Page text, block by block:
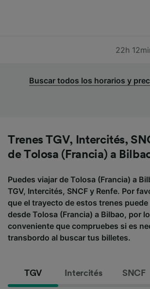
22h
Buscar todos los horarios y
Trenes TGV, Intercités,
de Tolosa (Francia) a
Puedes viajar de Tolosa (Francia) a
TGV, Intercités, SNCF y Renfe. Por
que el trayecto de estos trenes
desde Tolosa (Francia) a Bilbao, por
conveniente que compruebes si es
transbordo al buscar tus billetes.
TGV Intercités SNCF